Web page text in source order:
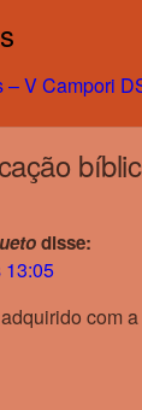
– V Campori
disse:
13:05
com